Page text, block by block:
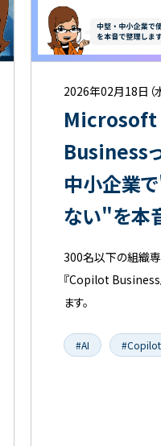
2026年02月18日（水
Microsoft
Business
中小企業
ない"を本
300名以下の組織
『Copilot Business
ます。
#AI #Copilot